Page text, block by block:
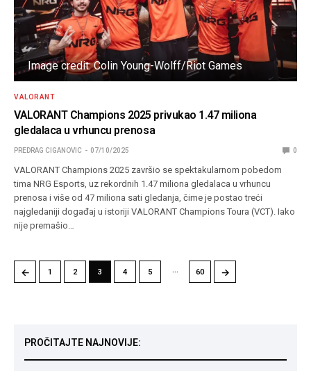
Image credit: Colin Young-Wolff/Riot Games
VALORANT
VALORANT Champions 2025 privukao 1.47 miliona
gledalaca u vrhuncu prenosa
PREDRAG CIGANOVIC 07/10/2025 0
VALORANT Champions 2025 završio se spektakularnom pobedom
tima NRG Esports, uz rekordnih 1.47 miliona gledalaca u vrhuncu
prenosa i više od 47 miliona sati gledanja, čime je postao treći
najgledaniji događaj u istoriji VALORANT Champions Toura (VCT). Iako
nije premašio…
← 1 2 3 4 5 60 →
PROČITAJTE NAJNOVIJE: